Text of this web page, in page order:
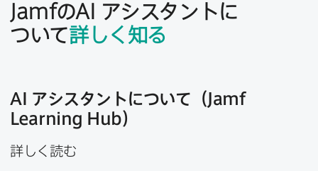
JamfのAI
アシスタントに​
ついて詳しく​知る
AI アシスタントに​ついて​（ Jamf
Learning Hub）
詳しく​読む